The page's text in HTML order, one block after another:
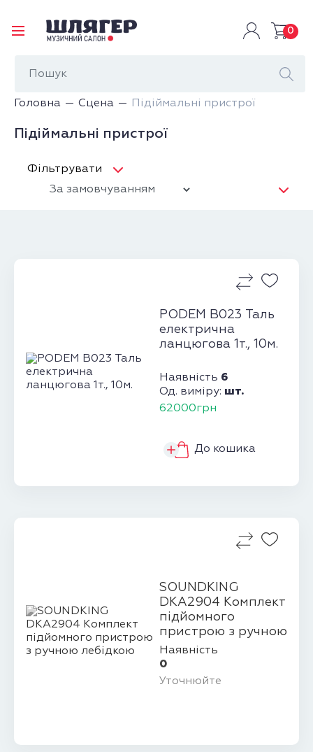
0
Головна Сцена Підіймальні пристрої
Підіймальні пристрої
Фільтрувати
PODEM B023 Таль
електрична
ланцюгова 1т., 10м.
Наявність 6
Од. виміру: шт.
62000грн
До кошика
SOUNDKING
DKA2904 Комплект
підйомного
пристрою з ручною
лебідкою
Наявність
0
Уточнюйте